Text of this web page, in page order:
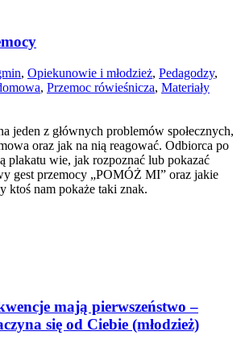
, Opiekunowie i młodzież, Pedagodzy,
, Przemoc rówieśnicza, Materiały
jeden z głównych problemów społecznych,
oraz jak na nią reagować. Odbiorca po
plakatu wie, jak rozpoznać lub pokazać
gest przemocy „POMÓŻ MI” oraz jakie
ktoś nam pokaże taki znak.
mają pierwszeństwo –
się od Ciebie (młodzież)